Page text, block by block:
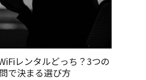
レンタルどっち？3つの
で決まる選び方